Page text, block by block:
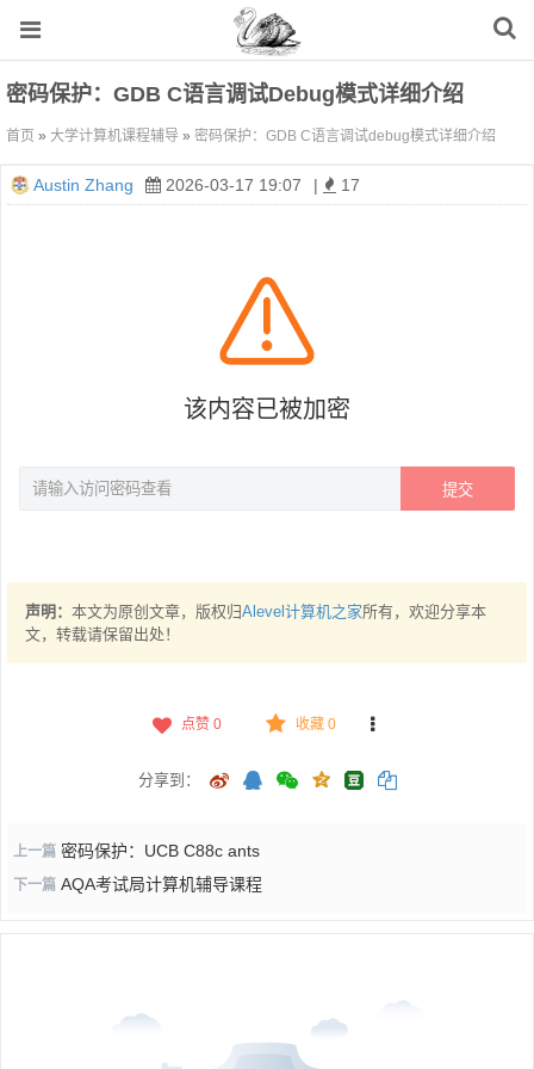
密码保护：GDB C语言调试debug模式详细介绍
首页 » 大学计算机课程辅导 » 密码保护：GDB C语言调试debug模式详细介绍
Austin Zhang 2026-03-17 19:07 | 17
该内容已被加密
提交
声明： 本文为原创文章，版权归Alevel计算机之家所有，欢迎分享本
文，转载请保留出处！
点赞 0 收藏 0
分享到：
上一篇 密码保护：UCB C88c ants
下一篇 AQA考试局计算机辅导课程